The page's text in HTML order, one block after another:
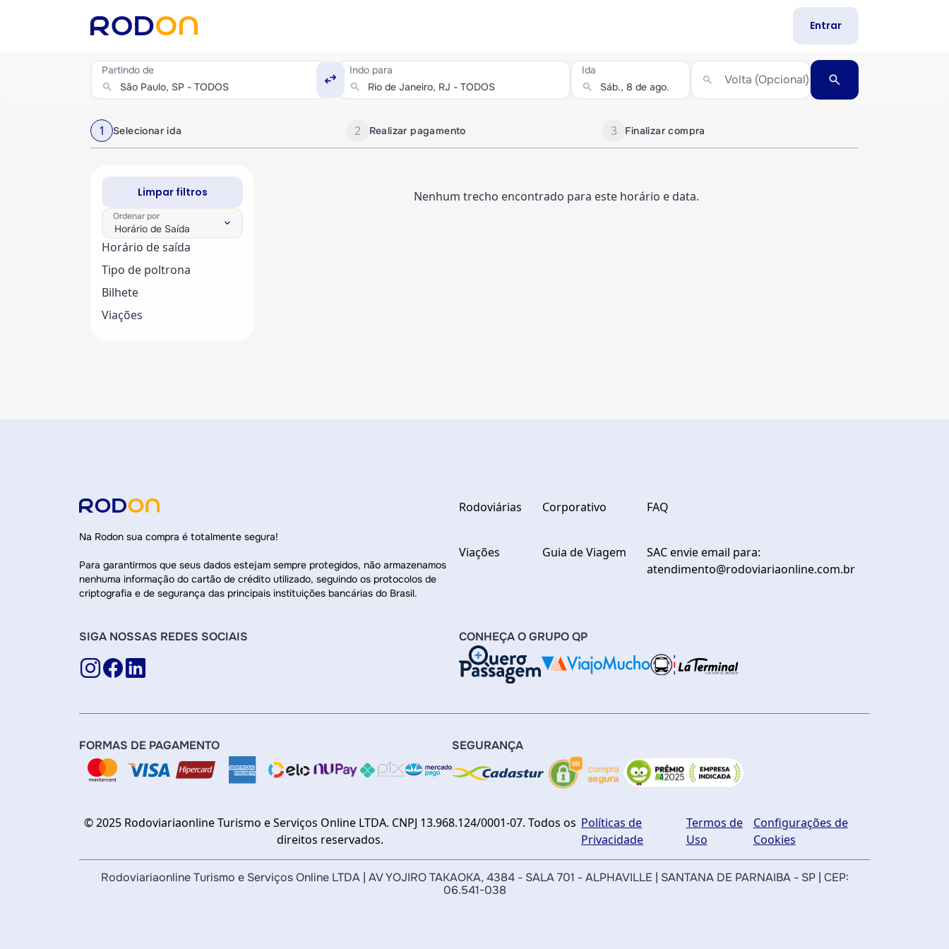
Entrar
Partindo de
search
Indo para
search
swap_horiz Ida
search Volta (Opcional)
search search
1 Selecionar ida 2 Realizar pagamento 3 Finalizar compra
Limpar filtros
Ordenar por
Horário de Saída keyboard_arrow_down
Horário de saída
Tipo de poltrona
Bilhete
Viações
Nenhum trecho encontrado para este horário e data.
Na Rodon sua compra é totalmente segura!
Para garantirmos que seus dados estejam sempre protegidos, não armazenamos
nenhuma informação do cartão de crédito utilizado, seguindo os protocolos de
criptografia e de segurança das principais instituições bancárias do Brasil.
Rodoviárias
Viações
Corporativo
Guia de Viagem
FAQ
SAC envie email para:
atendimento@rodoviariaonline.com.br
CONHEÇA O GRUPO QP
SIGA NOSSAS REDES SOCIAIS
FORMAS DE PAGAMENTO SEGURANÇA
© 2025 Rodoviariaonline Turismo e Serviços Online LTDA. CNPJ 13.968.124/0001-07. Todos os
direitos reservados.
Políticas de
Privacidade
Termos de
Uso
Configurações de
Cookies
Rodoviariaonline Turismo e Serviços Online LTDA | AV YOJIRO TAKAOKA, 4384 - SALA 701 - ALPHAVILLE | SANTANA DE PARNAIBA - SP | CEP:
06.541-038